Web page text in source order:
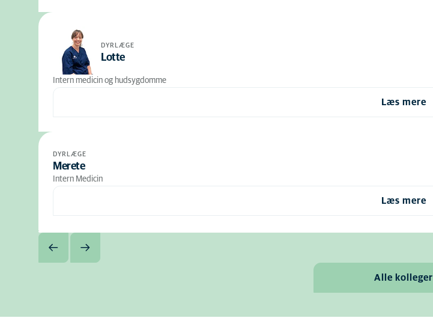
DYRLÆGE
Lotte
Intern medicin og hudsygdomme
Læs mere
DYRLÆGE
Merete
Intern Medicin
Læs mere
Alle kolleger